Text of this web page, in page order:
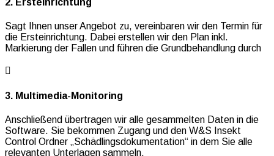
2. Ersteinrichtung
Sagt Ihnen unser Angebot zu, vereinbaren wir den Termin für
die Ersteinrichtung. Dabei erstellen wir den Plan inkl.
Markierung der Fallen und führen die Grundbehandlung durch

3. Multimedia-Monitoring
Anschließend übertragen wir alle gesammelten Daten in die
Software. Sie bekommen Zugang und den W&S Insekt
Control Ordner „Schädlingsdokumentation“ in dem Sie alle
relevanten Unterlagen sammeln.